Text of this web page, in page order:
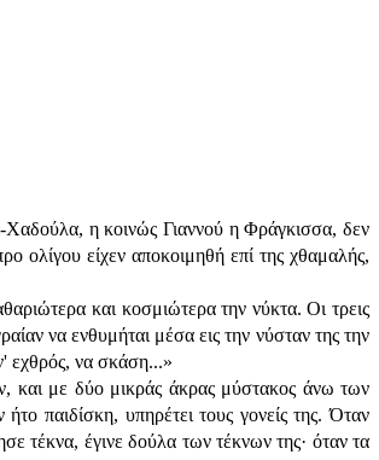
Χαδούλα, η κοινώς Γιαννού η Φράγκισσα, δεν
ολίγου είχεν αποκοιμηθή επί της χθαμαλής,
και κοσμιώτερα την νύκτα. Οι τρεις
να ενθυμήται μέσα εις την νύσταν της την
εχθρός, να σκάση...»
και με δύο μικράς άκρας μύστακος άνω των
παιδίσκη, υπηρέτει τους γονείς της. Όταν
τέκνα, έγινε δούλα των τέκνων της· όταν τα